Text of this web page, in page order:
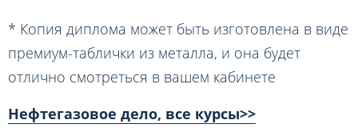
* Копия диплома может быть изготовлена в виде
премиум-таблички из металла, и она будет
отлично смотреться в вашем кабинете
Нефтегазовое дело, все курсы>>